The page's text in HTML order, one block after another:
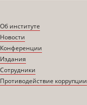
Об институте
Новости
Конференции
Издания
Сотрудники
Противодействие коррупции